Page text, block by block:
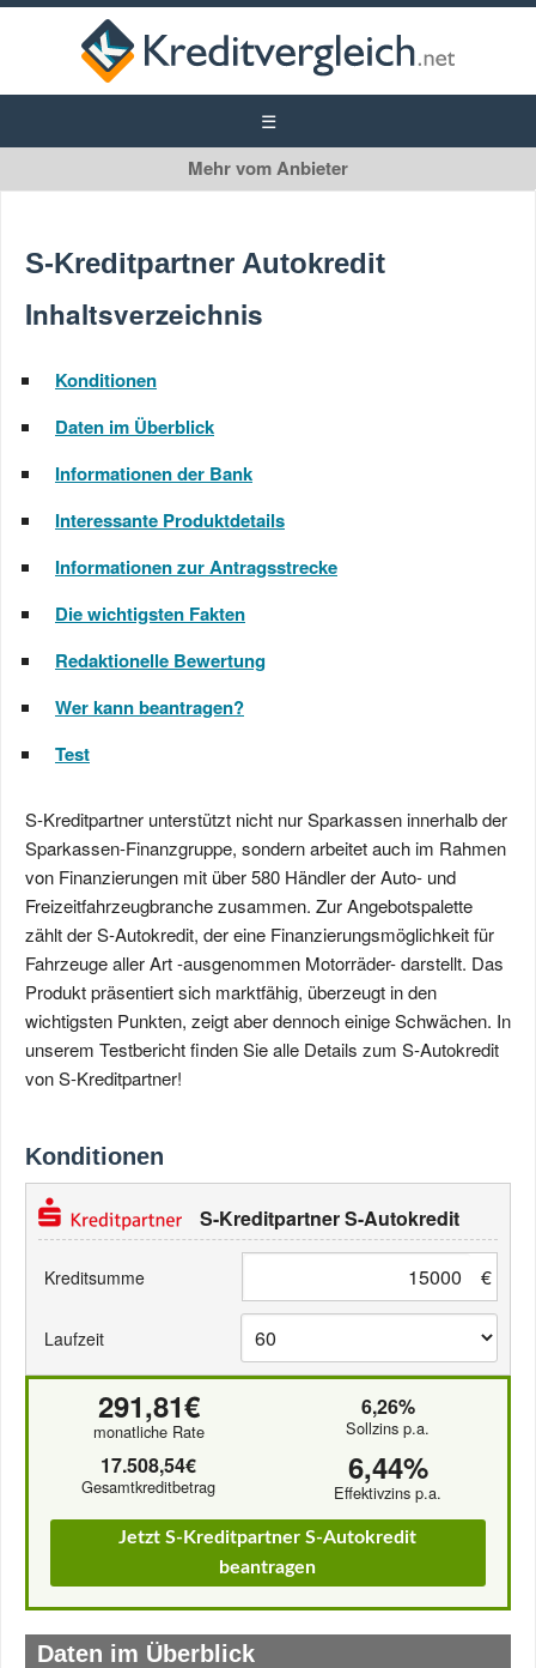
S-Kreditpartner Autokredit
Inhaltsverzeichnis
Konditionen
Daten im Überblick
Informationen der Bank
Interessante Produktdetails
Informationen zur Antragsstrecke
Die wichtigsten Fakten
Redaktionelle Bewertung
Wer kann beantragen?
Test
S-Kreditpartner unterstützt nicht nur Sparkassen innerhalb der
Sparkassen-Finanzgruppe, sondern arbeitet auch im Rahmen
von Finanzierungen mit über 580 Händler der Auto- und
Freizeitfahrzeugbranche zusammen. Zur Angebotspalette
zählt der S-Autokredit, der eine Finanzierungsmöglichkeit für
Fahrzeuge aller Art -ausgenommen Motorräder- darstellt. Das
Produkt präsentiert sich marktfähig, überzeugt in den
wichtigsten Punkten, zeigt aber dennoch einige Schwächen. In
unserem Testbericht finden Sie alle Details zum S-Autokredit
von S-Kreditpartner!
Konditionen
S-Kreditpartner S-Autokredit
Kreditsumme €
Laufzeit
291,81€
monatliche Rate
6,26%
Sollzins p.a.
6,44%
Effektivzins p.a.
17.508,54€
Gesamtkreditbetrag
Jetzt S-Kreditpartner S-Autokredit
beantragen
Daten im Überblick
Privatkredit